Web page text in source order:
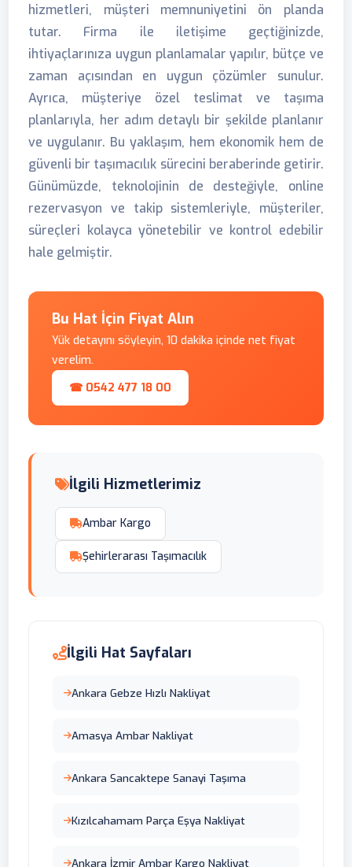
hizmetleri, müşteri memnuniyetini ön planda
tutar. Firma ile iletişime geçtiğinizde,
ihtiyaçlarınıza uygun planlamalar yapılır, bütçe ve
zaman açısından en uygun çözümler sunulur.
Ayrıca, müşteriye özel teslimat ve taşıma
planlarıyla, her adım detaylı bir şekilde planlanır
ve uygulanır. Bu yaklaşım, hem ekonomik hem de
güvenli bir taşımacılık sürecini beraberinde getirir.
Günümüzde, teknolojinin de desteğiyle, online
rezervasyon ve takip sistemleriyle, müşteriler,
süreçleri kolayca yönetebilir ve kontrol edebilir
hale gelmiştir.
Bu Hat İçin Fiyat Alın
Yük detayını söyleyin, 10 dakika içinde net fiyat
verelim.
☎ 0542 477 18 00
İlgili Hizmetlerimiz
Ambar Kargo
Şehirlerarası Taşımacılık
İlgili Hat Sayfaları
Ankara Gebze Hızlı Nakliyat
Amasya Ambar Nakliyat
Ankara Sancaktepe Sanayi Taşıma
Kızılcahamam Parça Eşya Nakliyat
Ankara İzmir Ambar Kargo Nakliyat